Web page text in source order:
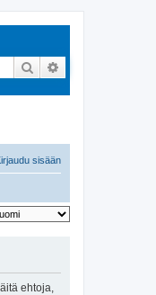
Etsi
sisään
ehtoja,